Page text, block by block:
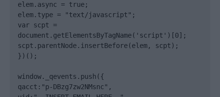
elem.async = true;
elem.type = "text/javascript";
var scpt =
document.getElementsByTagName('script')[0];
scpt.parentNode.insertBefore(elem, scpt);
})();
window._qevents.push({
qacct:"p-DBzg7zw2NMsnc",